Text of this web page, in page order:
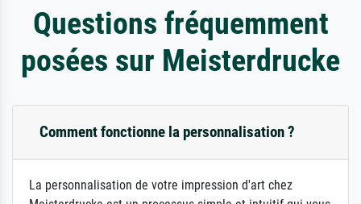
Questions fréquemment
posées sur Meisterdrucke
Comment fonctionne la personnalisation ?
La personnalisation de votre impression d'art chez